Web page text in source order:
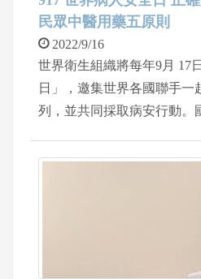
及頸部腫脹消失，唯膿瘍跑
後遺症。
民眾中醫用藥五原則
2022/9/16
世界衛生組織將每年9月 17
日」，邀集世界各國聯手一
列，並共同採取病安行動。
病人安全週主題延續2021年